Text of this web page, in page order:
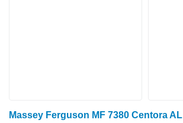
Massey Ferguson MF 7380 Centora AL